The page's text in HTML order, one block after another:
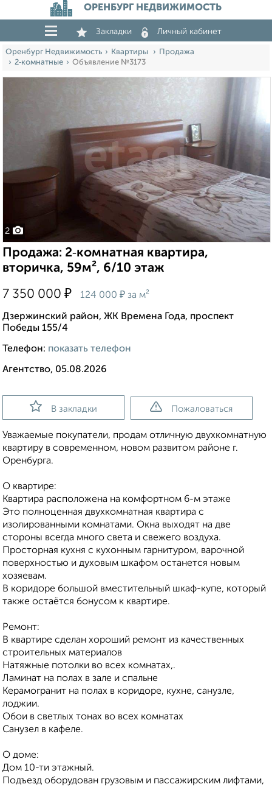
ОРЕНБУРГ НЕДВИЖИМОСТЬ
Закладки Личный кабинет
Оренбург Недвижимость Квартиры
Продажа
2‑комнатные
Объявление №3173
2
Продажа: 2‑комнатная квартира,
вторичка, 59м², 6/10 этаж
7 350 000 ₽ 124 000 ₽ за м²
Дзержинский район, ЖК Времена Года, проспект
Победы 155/4
Телефон: показать телефон
Агентство, 05.08.2026
В закладки Пожаловаться
Уважаемые покупатели, продам отличную двухкомнатную
квартиру в современном, новом развитом районе г.
Оренбурга.
О квартире:
Квартира расположена на комфортном 6-м этаже
Это полноценная двухкомнатная квартира с
изолированными комнатами. Окна выходят на две
стороны всегда много света и свежего воздуха.
Просторная кухня с кухонным гарнитуром, варочной
поверхностью и духовым шкафом останется новым
хозяевам.
В коридоре большой вместительный шкаф-купе, который
также остаётся бонусом к квартире.
Ремонт:
В квартире сделан хороший ремонт из качественных
строительных материалов
Натяжные потолки во всех комнатах,.
Ламинат на полах в зале и спальне
Керамогранит на полах в коридоре, кухне, санузле,
лоджии.
Обои в светлых тонах во всех комнатах
Санузел в кафеле.
О доме:
Дом 10-ти этажный.
Подъезд оборудован грузовым и пассажирским лифтами,